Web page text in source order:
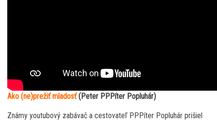
Ako (ne)prežiť mladosť(Peter PPPíter Popluhár)
Známy youtubový zabávač a cestovateľ PPPíter Popluhár prišiel